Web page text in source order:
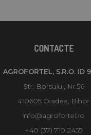
CONTACTE
AGROFORTEL, S.R.O. ID
Str. Borsului, Nr.56
410605 Oradea, Bihor
info@agrofortel.ro
+40 (37) 710 2455